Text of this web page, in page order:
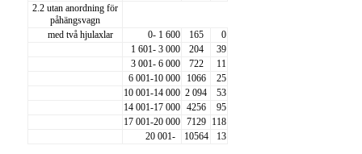
2.2 utan anordning för
påhängsvagn
med två hjulaxlar
0- 1 600 165
0
1 601- 3 000
204
39
3 001- 6 000
722
11
6 001-10 000
1066
25
10 001-14 000 2 094
53
14 001-17 000 4256
95
17 001-20 000 7129
118
20 001-
10564 13